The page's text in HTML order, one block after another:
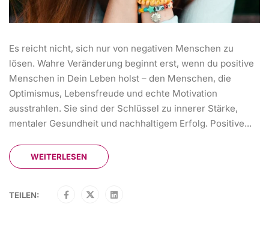
Es reicht nicht, sich nur von negativen Menschen zu
lösen. Wahre Veränderung beginnt erst, wenn du positive
Menschen in Dein Leben holst – den Menschen, die
Optimismus, Lebensfreude und echte Motivation
ausstrahlen. Sie sind der Schlüssel zu innerer Stärke,
mentaler Gesundheit und nachhaltigem Erfolg. Positive...
WEITERLESEN
TEILEN: